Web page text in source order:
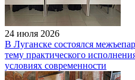
24 июля 2026
В Луганске состоялся
тему практического
условиях современности